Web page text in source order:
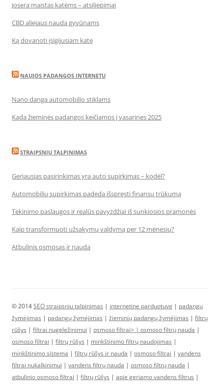
Josera maistas katėms – atsiliepimai
CBD aliejaus nauda gyvūnams
Ką dovanoti įsigijusiam katę
NAUJOS PADANGOS INTERNETU
Nano danga automobilio stiklams
Kada žieminės padangos keičiamos į vasarines 2025
STRAIPSNIU TALPINIMAS
Geriausias pasirinkimas yra auto supirkimas – kodėl?
Automobilių supirkimas padeda išspręsti finansų trūkumą
Tekinimo paslaugos ir realūs pavyzdžiai iš sunkiosios pramonės
Kaip transformuoti užsakymų valdymą per 12 mėnesių?
Atbulinis osmosas ir nauda
© 2014SEO straipsniu talpinimas | internetine parduotuve | padangų
žymėjimas | padangų žymėjimas | žieminių padangų žymėjimas | filtrų
rūšys | filtrai nugeležinimui | osmoso filtrai> | osmoso filtrų nauda |
osmoso filtrai | filtrų rūšys | minkštinimo filtrų naudojimas |
minkštinimo sistema | filtrų rūšys ir nauda | osmoso filtrai | vandens
filtrai nukalkinimui | vandens filtrų nauda | osmoso filtrų nauda |
atbulinio osmoso filtrai | filtrų rūšys | apie geriamo vandens filtrus |